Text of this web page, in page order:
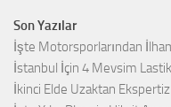
Son Yazılar
İşte Motorsporlarından
İstanbul İçin 4 Mevsim
İkinci Elde Uzaktan